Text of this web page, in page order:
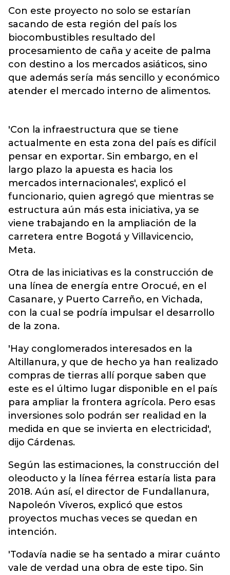
Con este proyecto no solo se estarían
sacando de esta región del país los
biocombustibles resultado del
procesamiento de caña y aceite de palma
con destino a los mercados asiáticos, sino
que además sería más sencillo y económico
atender el mercado interno de alimentos.
'Con la infraestructura que se tiene
actualmente en esta zona del país es difícil
pensar en exportar. Sin embargo, en el
largo plazo la apuesta es hacia los
mercados internacionales', explicó el
funcionario, quien agregó que mientras se
estructura aún más esta iniciativa, ya se
viene trabajando en la ampliación de la
carretera entre Bogotá y Villavicencio,
Meta.
Otra de las iniciativas es la construcción de
una línea de energía entre Orocué, en el
Casanare, y Puerto Carreño, en Vichada,
con la cual se podría impulsar el desarrollo
de la zona.
'Hay conglomerados interesados en la
Altillanura, y que de hecho ya han realizado
compras de tierras allí porque saben que
este es el último lugar disponible en el país
para ampliar la frontera agrícola. Pero esas
inversiones solo podrán ser realidad en la
medida en que se invierta en electricidad',
dijo Cárdenas.
Según las estimaciones, la construcción del
oleoducto y la línea férrea estaría lista para
2018. Aún así, el director de Fundallanura,
Napoleón Viveros, explicó que estos
proyectos muchas veces se quedan en
intención.
'Todavía nadie se ha sentado a mirar cuánto
vale de verdad una obra de este tipo. Sin